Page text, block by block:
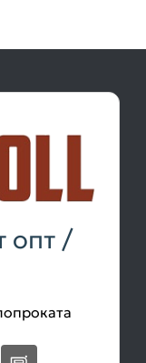
опт /